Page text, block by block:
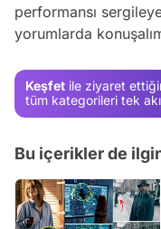
performansı
yorumlarda
Keşfet ile ziyaret
tüm kategorileri tek
Bu içerikler de